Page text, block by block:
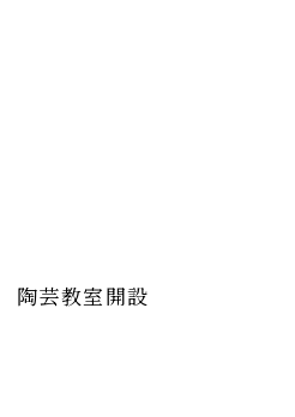
陶芸教室開設